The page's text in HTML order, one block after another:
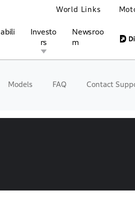
Investo
rs
Newsroo
m
World Links
Models FAQ Contact